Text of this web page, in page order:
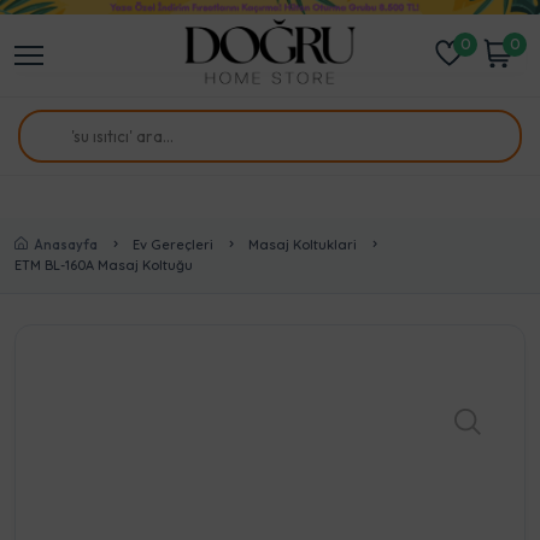
0 0
Anasayfa Ev Gereçleri
Masaj Koltuklari
ETM BL-160A Masaj Koltuğu